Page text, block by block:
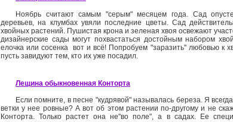
Ноябрь считают самым "серым" месяцем года. Сад
деревьев, на клумбах увяли последние цветы. Сад
хвойных растений. Пушистая крона и зеленая хвоя освежают
дизайнерские сады могут похвастаться достойным набором
елочка или сосенка ­ вот и всё! Попробуем "заразить" любовью к
пусть завидуют тем, кто их уже посадил.
Лещина обыкновенная Конторта
Если помните, в песне "кудрявой" называлась береза. Я
ветки у нее ровные? А вот об этом растении по­-другому и не
Конторта. Только растет она не"во поле", а в садах. Ее